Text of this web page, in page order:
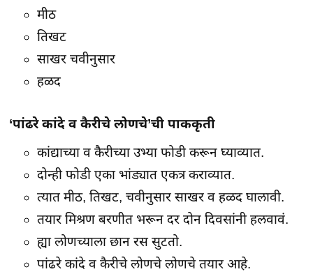
मीठ
तिखट
साखर चवीनुसार
हळद
‘पांढरे कांदे व कैरीचे लोणचे’ची पाककृती
कांद्याच्या व कैरीच्या उभ्या फोडी करून घ्याव्यात.
दोन्ही फोडी एका भांड्यात एकत्र कराव्यात.
त्यात मीठ, तिखट, चवीनुसार साखर व हळद घालावी.
तयार मिश्रण बरणीत भरून दर दोन दिवसांनी हलवावं.
ह्या लोणच्याला छान रस सुटतो.
पांढरे कांदे व कैरीचे लोणचे लोणचे तयार आहे.